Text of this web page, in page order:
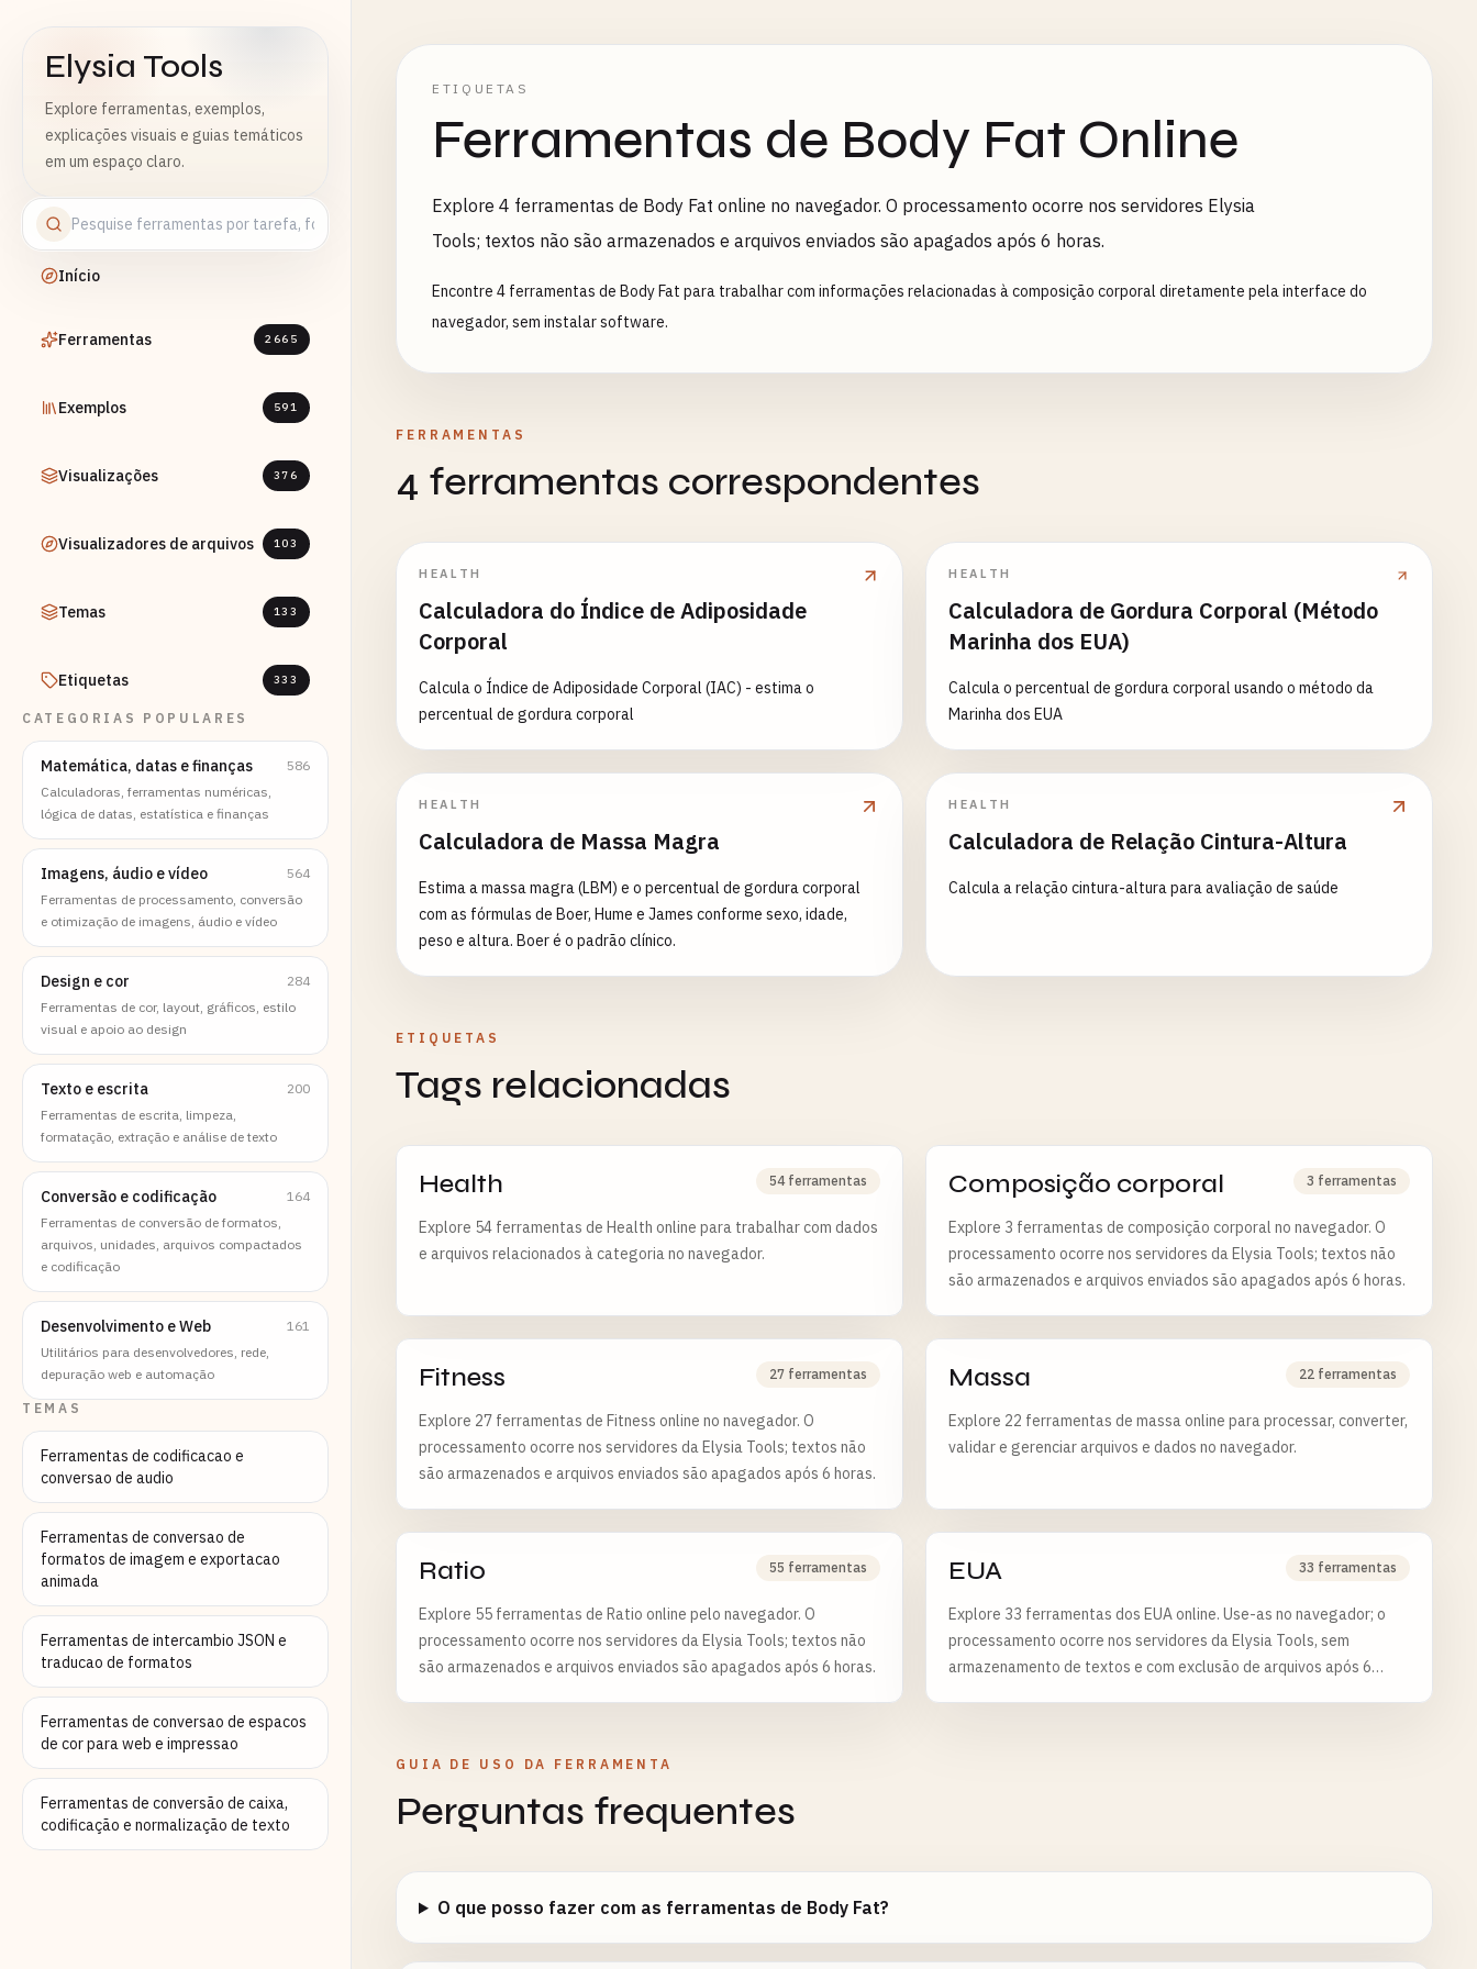
Elysia Tools
Explore ferramentas, exemplos,
explicações visuais e guias temáticos
em um espaço claro.
Início
Ferramentas 2665
Exemplos 591
Visualizações 376
Visualizadores de arquivos 103
Temas 133
Etiquetas 333
CATEGORIAS POPULARES
Matemática, datas e finanças
586
Calculadoras, ferramentas numéricas,
lógica de datas, estatística e finanças
Imagens, áudio e vídeo
564
Ferramentas de processamento, conversão
e otimização de imagens, áudio e vídeo
Design e cor
284
Ferramentas de cor, layout, gráficos, estilo
visual e apoio ao design
Texto e escrita
200
Ferramentas de escrita, limpeza,
formatação, extração e análise de texto
Conversão e codificação
164
Ferramentas de conversão de formatos,
arquivos, unidades, arquivos compactados
e codificação
Desenvolvimento e Web
161
Utilitários para desenvolvedores, rede,
depuração web e automação
TEMAS
Ferramentas de codificacao e
conversao de audio
Ferramentas de conversao de
formatos de imagem e exportacao
animada
Ferramentas de intercambio JSON e
traducao de formatos
Ferramentas de conversao de espacos
de cor para web e impressao
Ferramentas de conversão de caixa,
codificação e normalização de texto
ETIQUETAS
Ferramentas de Body Fat Online
Explore 4 ferramentas de Body Fat online no navegador. O processamento ocorre nos servidores Elysia
Tools; textos não são armazenados e arquivos enviados são apagados após 6 horas.
Encontre 4 ferramentas de Body Fat para trabalhar com informações relacionadas à composição corporal diretamente pela interface do
navegador, sem instalar software.
FERRAMENTAS
4 ferramentas correspondentes
HEALTH
Calculadora do Índice de Adiposidade
Corporal
Calcula o Índice de Adiposidade Corporal (IAC) - estima o
percentual de gordura corporal
HEALTH
Calculadora de Gordura Corporal (Método
Marinha dos EUA)
Calcula o percentual de gordura corporal usando o método da
Marinha dos EUA
HEALTH
Calculadora de Massa Magra
Estima a massa magra (LBM) e o percentual de gordura corporal
com as fórmulas de Boer, Hume e James conforme sexo, idade,
peso e altura. Boer é o padrão clínico.
HEALTH
Calculadora de Relação Cintura-Altura
Calcula a relação cintura-altura para avaliação de saúde
ETIQUETAS
Tags relacionadas
Health 54 ferramentas
Explore 54 ferramentas de Health online para trabalhar com dados
e arquivos relacionados à categoria no navegador.
Composição corporal 3 ferramentas
Explore 3 ferramentas de composição corporal no navegador. O
processamento ocorre nos servidores da Elysia Tools; textos não
são armazenados e arquivos enviados são apagados após 6 horas.
Fitness 27 ferramentas
Explore 27 ferramentas de Fitness online no navegador. O
processamento ocorre nos servidores da Elysia Tools; textos não
são armazenados e arquivos enviados são apagados após 6 horas.
Massa 22 ferramentas
Explore 22 ferramentas de massa online para processar, converter,
validar e gerenciar arquivos e dados no navegador.
Ratio 55 ferramentas
Explore 55 ferramentas de Ratio online pelo navegador. O
processamento ocorre nos servidores da Elysia Tools; textos não
são armazenados e arquivos enviados são apagados após 6 horas.
EUA 33 ferramentas
Explore 33 ferramentas dos EUA online. Use-as no navegador; o
processamento ocorre nos servidores da Elysia Tools, sem
armazenamento de textos e com exclusão de arquivos após 6
GUIA DE USO DA FERRAMENTA
Perguntas frequentes
O que posso fazer com as ferramentas de Body Fat?